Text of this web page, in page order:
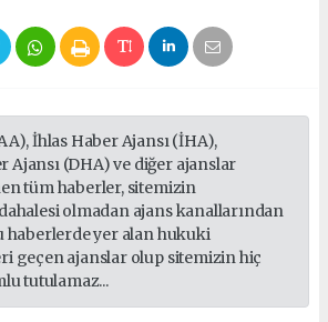
İhlas Haber Ajansı (İHA),
Ajansı (DHA) ve diğer ajanslar
tüm haberler, sitemizin
olmadan ajans kanallarından
haberlerde yer alan hukuki
geçen ajanslar olup sitemizin hiç
tutulamaz...